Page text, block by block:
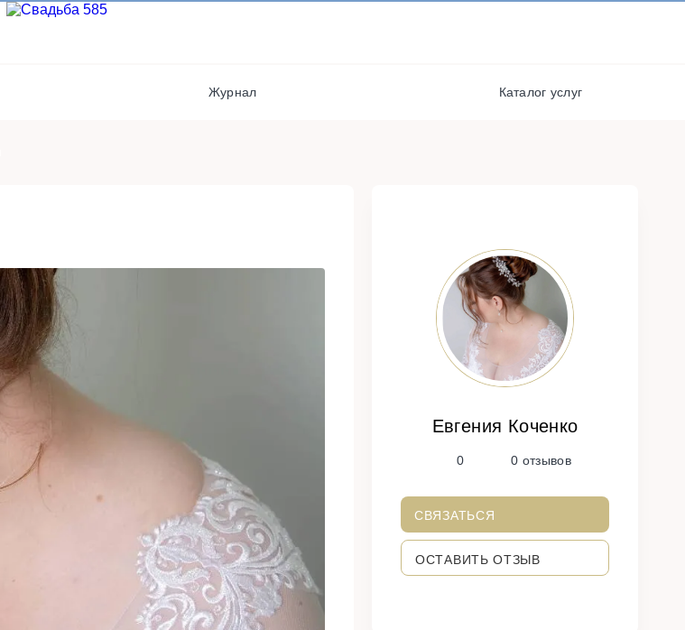
Журнал Каталог услуг
Евгения Коченко
0 0 отзывов
СВЯЗАТЬСЯ
ОСТАВИТЬ ОТЗЫВ